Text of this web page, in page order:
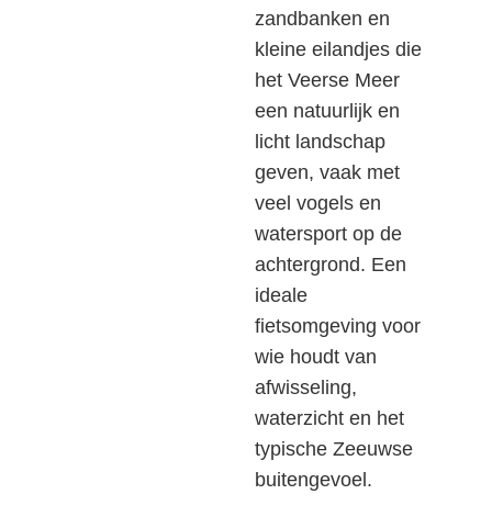
zandbanken en
kleine eilandjes die
het Veerse Meer
een natuurlijk en
licht landschap
geven, vaak met
veel vogels en
watersport op de
achtergrond. Een
ideale
fietsomgeving voor
wie houdt van
afwisseling,
waterzicht en het
typische Zeeuwse
buitengevoel.